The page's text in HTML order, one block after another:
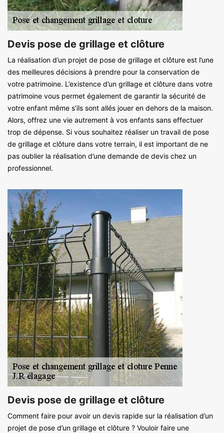
Devis pose de grillage et clôture
La réalisation d’un projet de pose de grillage et clôture est l’une
des meilleures décisions à prendre pour la conservation de
votre patrimoine. L’existence d’un grillage et clôture dans votre
patrimoine vous permet également de garantir la sécurité de
votre enfant même s’ils sont allés jouer en dehors de la maison.
Alors, offrez une vie autrement à vos enfants sans effectuer
trop de dépense. Si vous souhaitez réaliser un travail de pose
de grillage et clôture dans votre terrain, il est important de ne
pas oublier la réalisation d’une demande de devis chez un
professionnel.
Devis pose de grillage et clôture
Comment faire pour avoir un devis rapide sur la réalisation d’un
projet de pose d’un grillage et clôture ? Vouloir faire une